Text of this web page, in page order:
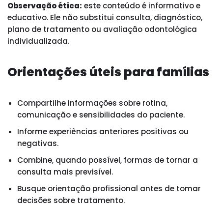
Observação ética: este conteúdo é informativo e
educativo. Ele não substitui consulta, diagnóstico,
plano de tratamento ou avaliação odontológica
individualizada.
Orientações úteis para famílias
Compartilhe informações sobre rotina,
comunicação e sensibilidades do paciente.
Informe experiências anteriores positivas ou
negativas.
Combine, quando possível, formas de tornar a
consulta mais previsível.
Busque orientação profissional antes de tomar
decisões sobre tratamento.